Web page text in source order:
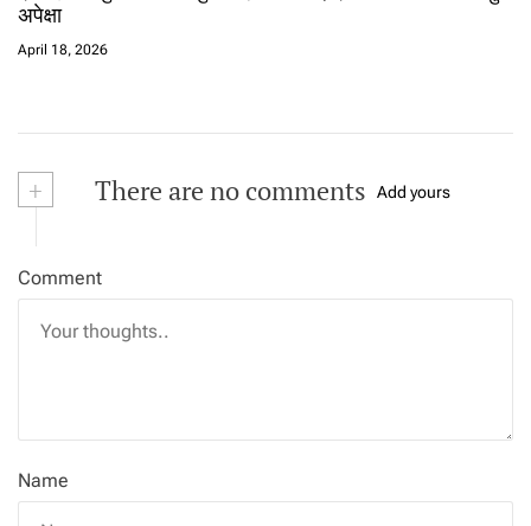
अपेक्षा
April 18, 2026
+ There are no comments Add yours
Comment
Name